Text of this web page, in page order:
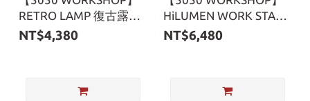
RETRO LAMP 復古露營
燈 附收納盒
NT$4,380
HiLUMEN WORK STAND
Light 站立式露營燈 附收
NT$6,480